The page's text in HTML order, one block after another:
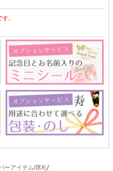
。
ーアイテム/席礼/